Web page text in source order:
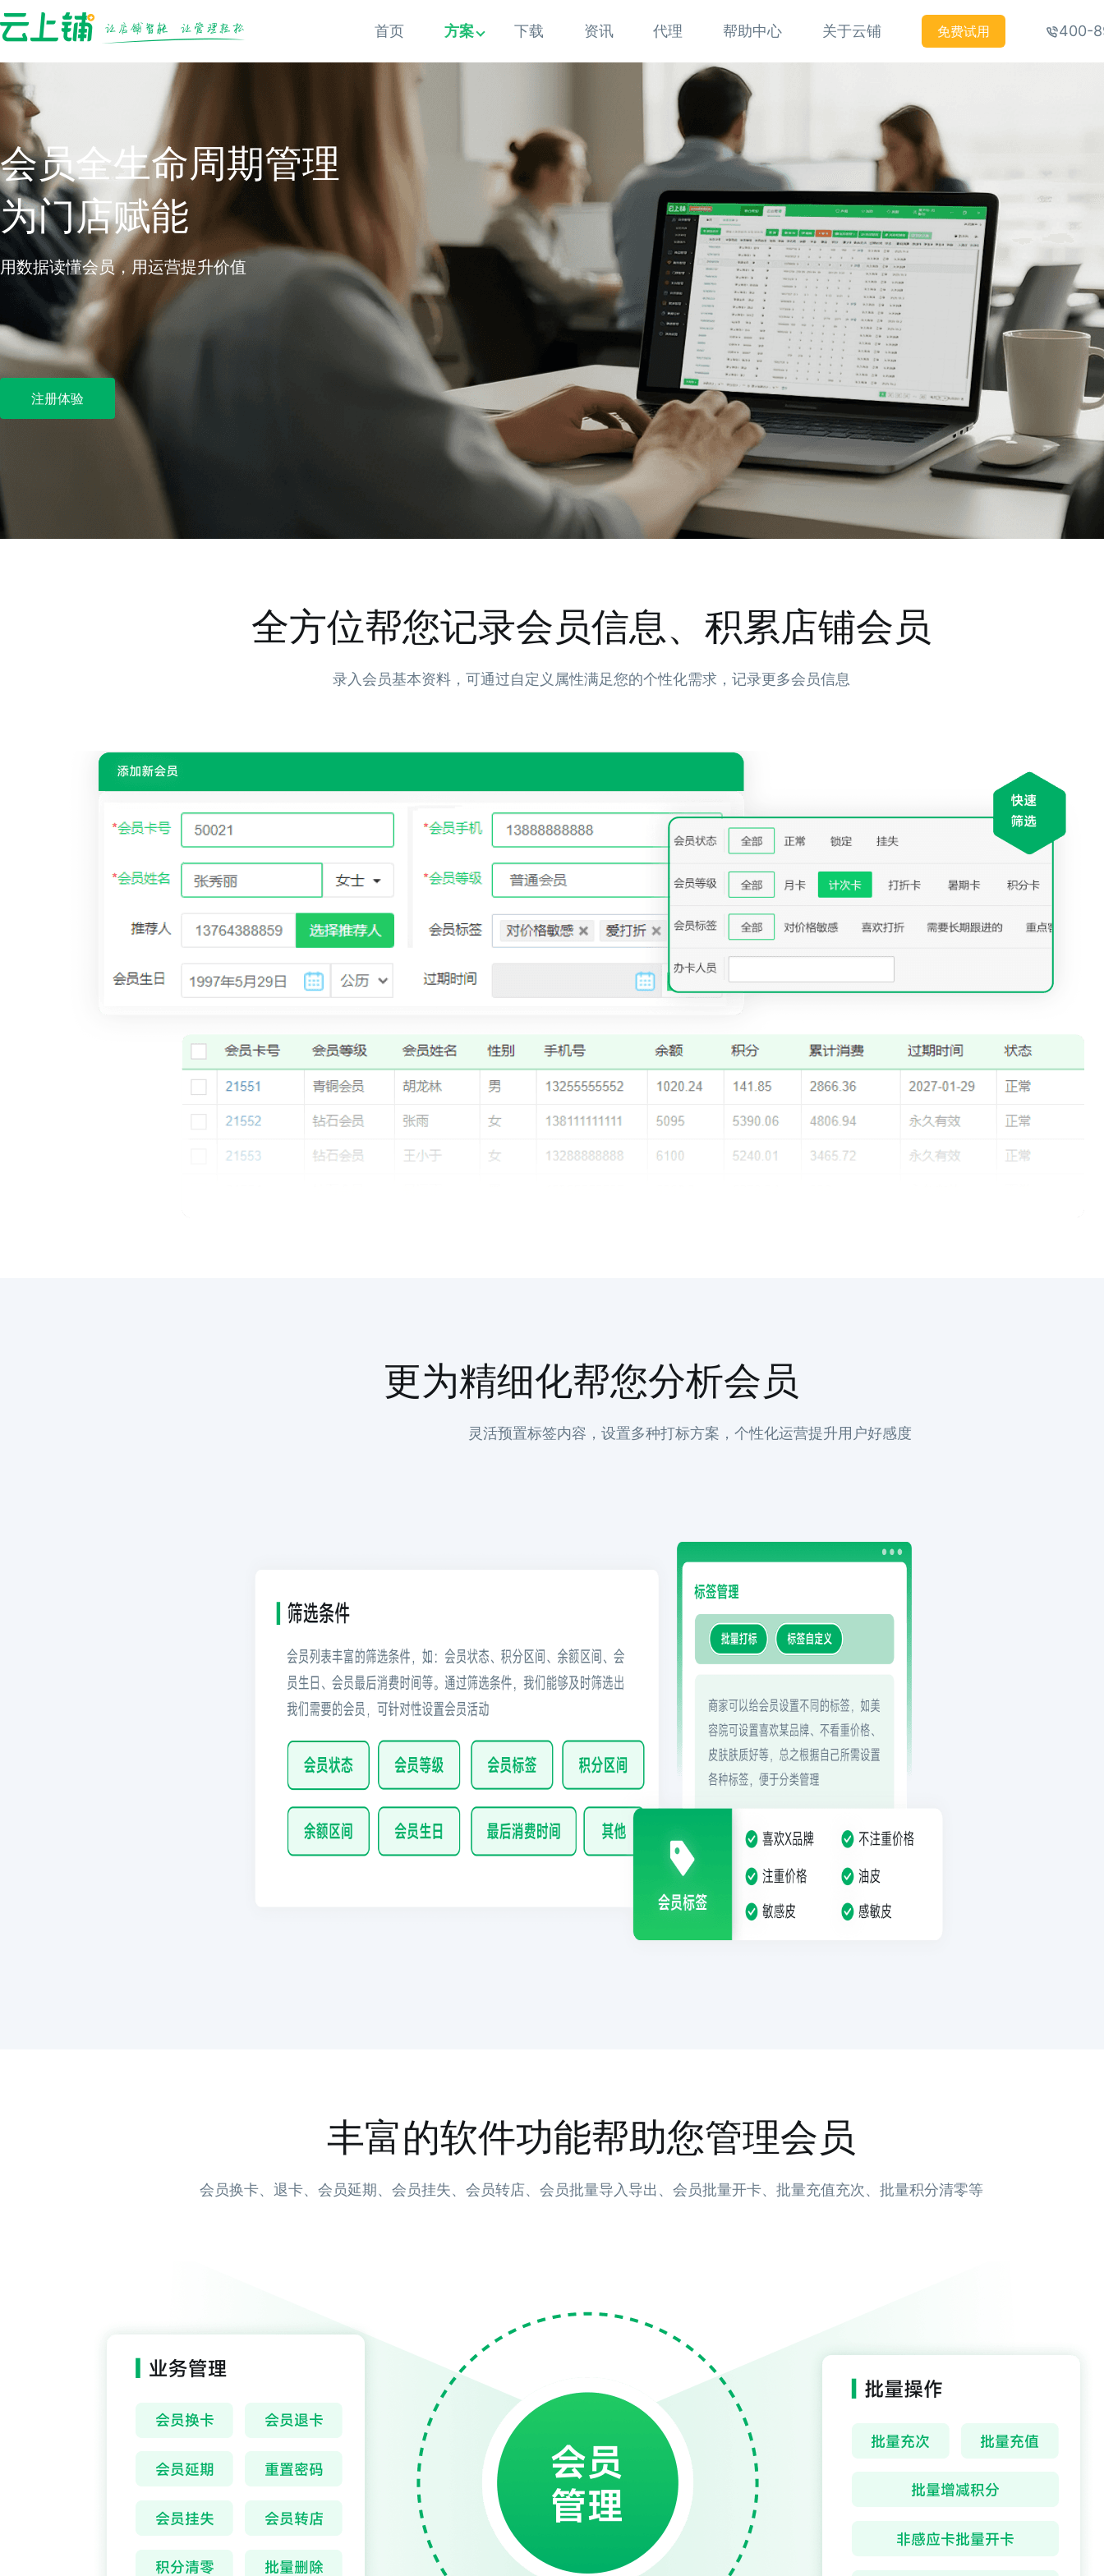
首页 方案 下载 资讯 代理 帮助中心 关于云铺 免费试用 400-
会员全生命周期管理
为门店赋能
用数据读懂会员，用运营提升价值
注册体验
全方位帮您记录会员信息、积累店铺会员
录入会员基本资料，可通过自定义属性满足您的个性化需求，记录更多会员信息
更为精细化帮您分析会员
灵活预置标签内容，设置多种打标方案，个性化运营提升用户好感度
丰富的软件功能帮助您管理会员
会员换卡、退卡、会员延期、会员挂失、会员转店、会员批量导入导出、会员批量开卡、批量充值充次、批量积分清零等